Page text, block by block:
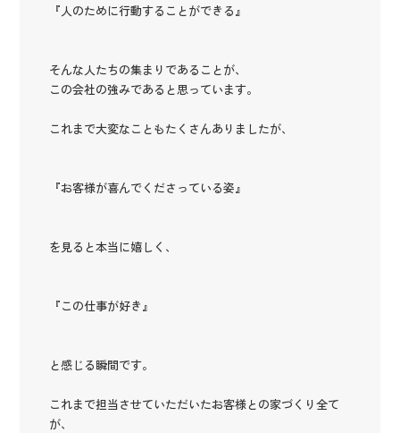
『人のために行動することができる』
そんな人たちの集まりであることが、
この会社の強みであると思っています。
これまで大変なこともたくさんありましたが、
『お客様が喜んでくださっている姿』
を見ると本当に嬉しく、
『この仕事が好き』
と感じる瞬間です。
これまで担当させていただいたお客様との家づくり全て
が、